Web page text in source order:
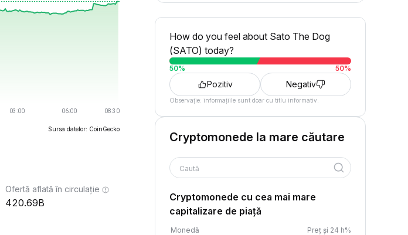
Sursa datelor: CoinGecko
Ofertă aflată în circulație
420.69B
How do you feel about Sato The Dog
(SATO) today?
50% 50%
Pozitiv Negativ
Observație: informațiile sunt doar cu titlu informativ.
Cryptomonede la mare căutare
Caută
Cryptomonede cu cea mai mare
capitalizare de piață
Monedă Preț și 24 h%